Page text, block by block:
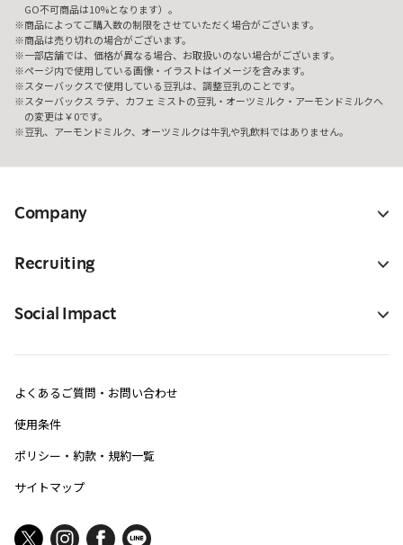
GO不可商品は10%となります）。
商品によってご購入数の制限をさせていただく場合がございます。
商品は売り切れの場合がございます。
一部店舗では、価格が異なる場合、お取扱いのない場合がございます。
ページ内で使用している画像・イラストはイメージを含みます。
スターバックスで使用している豆乳は、調整豆乳のことです。
スターバックス ラテ、カフェ ミストの豆乳・オーツミルク・アーモンドミルクへ
の変更は￥0です。
豆乳、アーモンドミルク、オーツミルクは牛乳や乳飲料ではありません。
Company
Recruiting
Social Impact
よくあるご質問・お問い合わせ
使用条件
ポリシー・約款・規約一覧
サイトマップ